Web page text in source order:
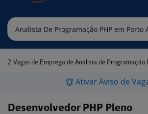
2 Vagas de Emprego de Analista de Programação PHP em Porto
Ativar Aviso de
Desenvolvedor PHP Pleno